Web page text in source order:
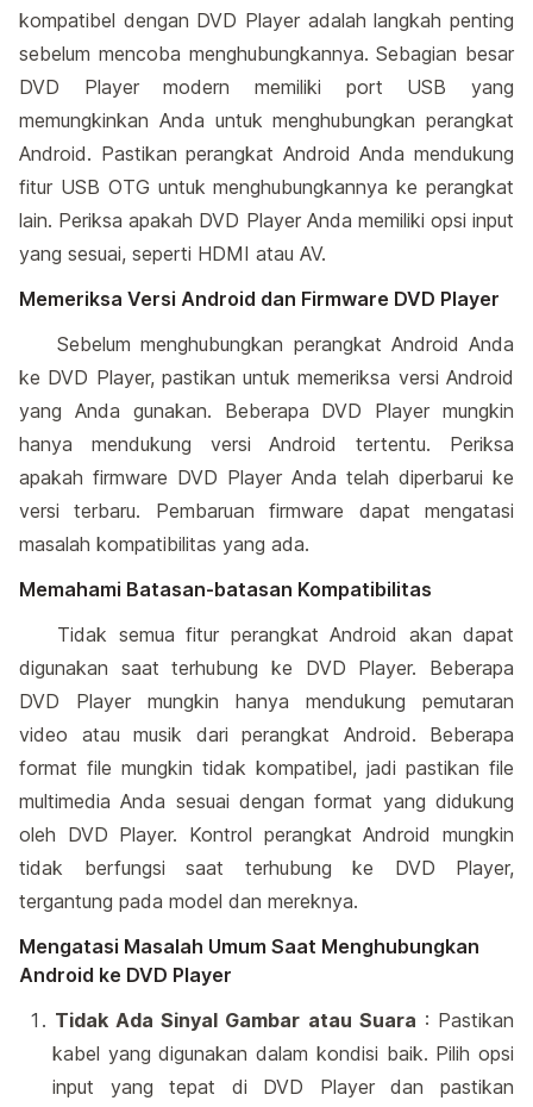
kompatibel dengan DVD Player adalah langkah penting
sebelum mencoba menghubungkannya. Sebagian besar
DVD Player modern memiliki port USB yang
memungkinkan Anda untuk menghubungkan perangkat
Android. Pastikan perangkat Android Anda mendukung
fitur USB OTG untuk menghubungkannya ke perangkat
lain. Periksa apakah DVD Player Anda memiliki opsi input
yang sesuai, seperti HDMI atau AV.
Memeriksa Versi Android dan Firmware DVD Player
Sebelum menghubungkan perangkat Android Anda
ke DVD Player, pastikan untuk memeriksa versi Android
yang Anda gunakan. Beberapa DVD Player mungkin
hanya mendukung versi Android tertentu. Periksa
apakah firmware DVD Player Anda telah diperbarui ke
versi terbaru. Pembaruan firmware dapat mengatasi
masalah kompatibilitas yang ada.
Memahami Batasan-batasan Kompatibilitas
Tidak semua fitur perangkat Android akan dapat
digunakan saat terhubung ke DVD Player. Beberapa
DVD Player mungkin hanya mendukung pemutaran
video atau musik dari perangkat Android. Beberapa
format file mungkin tidak kompatibel, jadi pastikan file
multimedia Anda sesuai dengan format yang didukung
oleh DVD Player. Kontrol perangkat Android mungkin
tidak berfungsi saat terhubung ke DVD Player,
tergantung pada model dan mereknya.
Mengatasi Masalah Umum Saat Menghubungkan
Android ke DVD Player
Tidak Ada Sinyal Gambar atau Suara : Pastikan
kabel yang digunakan dalam kondisi baik. Pilih opsi
input yang tepat di DVD Player dan pastikan